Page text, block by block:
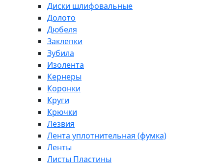
Диски шлифовальные
Долото
Дюбеля
Заклепки
Зубила
Изолента
Кернеры
Коронки
Круги
Крючки
Лезвия
Лента уплотнительная (фумка)
Ленты
Листы Пластины